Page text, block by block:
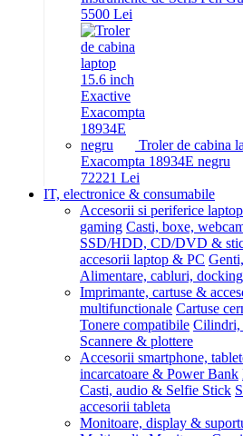
5500 Lei
Troler de cabina
Exacompta 18934E negru
72221 Lei
IT, electronice & consumabile
Accesorii si periferice
gaming Casti, boxe,
SSD/HDD, CD/DVD &
accesorii laptop & PC
Alimentare, cabluri,
Imprimante, cartuse &
multifunctionale Cartuse
Tonere compatibile Cilindri,
Scannere & plottere
Accesorii smartphone,
incarcatoare & Power Bank
Casti, audio & Selfie Stick
accesorii tableta
Monitoare, display &